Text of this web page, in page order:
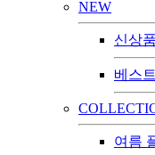
NEW
신상
베스
여름